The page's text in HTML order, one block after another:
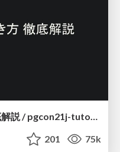
実際に使うSQLの書き方 徹底解説 / pgcon21j-tutorial
201 75k